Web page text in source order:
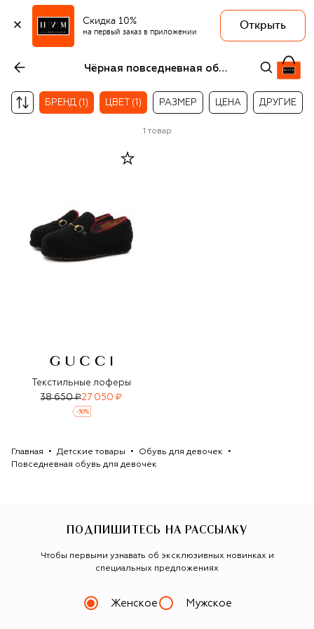
Скидка 10%
на первый заказ в приложении
Открыть
Чёрная повседневная обувь Gucci для девочек
БРЕНД (1) ЦВЕТ (1) РАЗМЕР ЦЕНА ДРУГИЕ
1 товар
Текстильные лоферы
38 650 ₽27 050 ₽
-30%
Главная Детские товары
Обувь для девочек
Повседневная обувь для девочек
ПОДПИШИТЕСЬ НА РАССЫЛКУ
Чтобы первыми узнавать об эксклюзивных новинках и
специальных предложениях
Женское Мужское